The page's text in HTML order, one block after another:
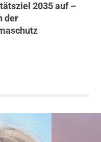
2035 auf –
der